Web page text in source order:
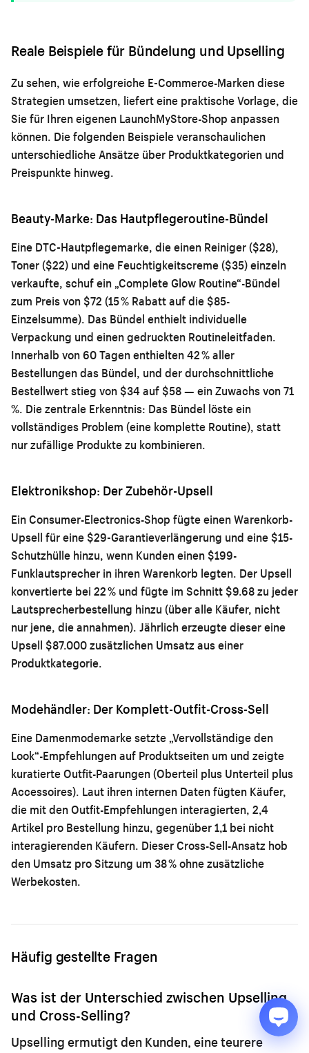
Reale Beispiele für Bündelung und Upselling
Zu sehen, wie erfolgreiche E-Commerce-Marken diese
Strategien umsetzen, liefert eine praktische Vorlage, die
Sie für Ihren eigenen LaunchMyStore-Shop anpassen
können. Die folgenden Beispiele veranschaulichen
unterschiedliche Ansätze über Produktkategorien und
Preispunkte hinweg.
Beauty-Marke: Das Hautpflegeroutine-Bündel
Eine DTC-Hautpflegemarke, die einen Reiniger ($28),
Toner ($22) und eine Feuchtigkeitscreme ($35) einzeln
verkaufte, schuf ein „Complete Glow Routine“-Bündel
zum Preis von $72 (15 % Rabatt auf die $85-
Einzelsumme). Das Bündel enthielt individuelle
Verpackung und einen gedruckten Routineleitfaden.
Innerhalb von 60 Tagen enthielten 42 % aller
Bestellungen das Bündel, und der durchschnittliche
Bestellwert stieg von $34 auf $58 — ein Zuwachs von 71
%. Die zentrale Erkenntnis: Das Bündel löste ein
vollständiges Problem (eine komplette Routine), statt
nur zufällige Produkte zu kombinieren.
Elektronikshop: Der Zubehör-Upsell
Ein Consumer-Electronics-Shop fügte einen Warenkorb-
Upsell für eine $29-Garantieverlängerung und eine $15-
Schutzhülle hinzu, wenn Kunden einen $199-
Funklautsprecher in ihren Warenkorb legten. Der Upsell
konvertierte bei 22 % und fügte im Schnitt $9.68 zu jeder
Lautsprecherbestellung hinzu (über alle Käufer, nicht
nur jene, die annahmen). Jährlich erzeugte dieser eine
Upsell $87.000 zusätzlichen Umsatz aus einer
Produktkategorie.
Modehändler: Der Komplett-Outfit-Cross-Sell
Eine Damenmodemarke setzte „Vervollständige den
Look“-Empfehlungen auf Produktseiten um und zeigte
kuratierte Outfit-Paarungen (Oberteil plus Unterteil plus
Accessoires). Laut ihren internen Daten fügten Käufer,
die mit den Outfit-Empfehlungen interagierten, 2,4
Artikel pro Bestellung hinzu, gegenüber 1,1 bei nicht
interagierenden Käufern. Dieser Cross-Sell-Ansatz hob
den Umsatz pro Sitzung um 38 % ohne zusätzliche
Werbekosten.
Häufig gestellte Fragen
Was ist der Unterschied zwischen Upselling
und Cross-Selling?
Upselling ermutigt den Kunden, eine teurere